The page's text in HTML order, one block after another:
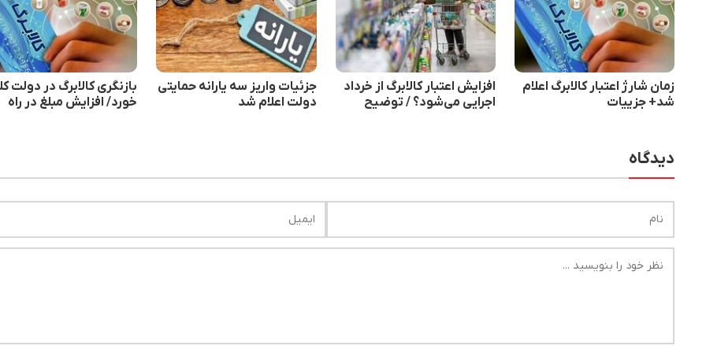
زمان شارژ اعتبار کالابرگ اعلام
شد+ جزییات
افزایش اعتبار کالابرگ از خرداد
اجرایی می‌شود؟ / توضیح
جزئیات واریز سه یارانه حمایتی
دولت اعلام شد
بازنگری کالابرگ در دولت
خورد/ افزایش مبلغ در راه
دیدگاه